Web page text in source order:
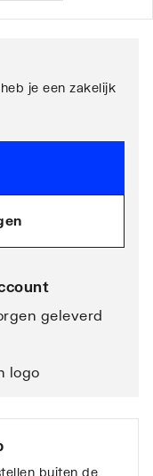
je een zakelijk
geleverd
logo
buiten de